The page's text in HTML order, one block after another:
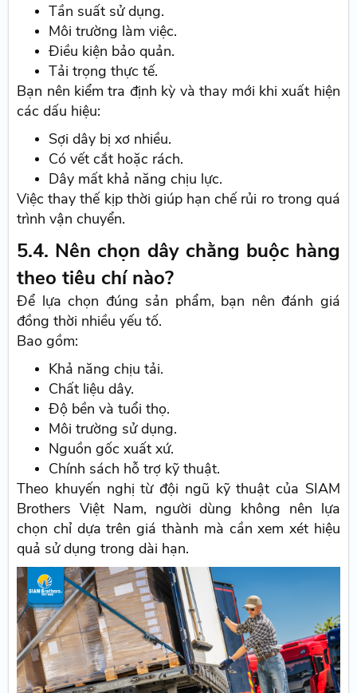
Tần suất sử dụng.
Môi trường làm việc.
Điều kiện bảo quản.
Tải trọng thực tế.
Bạn nên kiểm tra định kỳ và thay mới khi xuất hiện
các dấu hiệu:
Sợi dây bị xơ nhiều.
Có vết cắt hoặc rách.
Dây mất khả năng chịu lực.
Việc thay thế kịp thời giúp hạn chế rủi ro trong quá
trình vận chuyển.
5.4. Nên chọn dây chằng buộc hàng
theo tiêu chí nào?
Để lựa chọn đúng sản phẩm, bạn nên đánh giá
đồng thời nhiều yếu tố.
Bao gồm:
Khả năng chịu tải.
Chất liệu dây.
Độ bền và tuổi thọ.
Môi trường sử dụng.
Nguồn gốc xuất xứ.
Chính sách hỗ trợ kỹ thuật.
Theo khuyến nghị từ đội ngũ kỹ thuật của SIAM
Brothers Việt Nam, người dùng không nên lựa
chọn chỉ dựa trên giá thành mà cần xem xét hiệu
quả sử dụng trong dài hạn.